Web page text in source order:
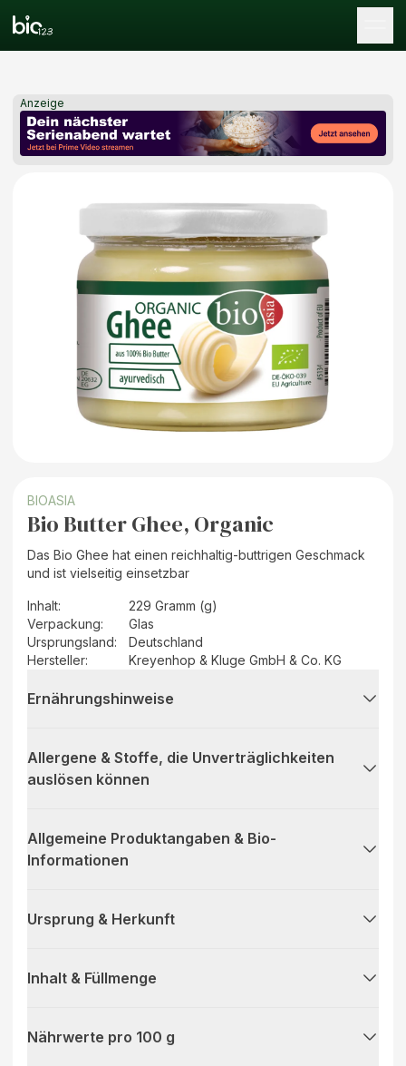
Anzeige
BIOASIA
Bio Butter Ghee, Organic
Das Bio Ghee hat einen reichhaltig-buttrigen Geschmack
und ist vielseitig einsetzbar
Inhalt:
229 Gramm (g)
Verpackung:
Glas
Ursprungsland:
Deutschland
Hersteller: Kreyenhop & Kluge GmbH & Co. KG
Ernährungshinweise
Allergene & Stoffe, die Unverträglichkeiten
auslösen können
Allgemeine Produktangaben & Bio-
Informationen
Ursprung & Herkunft
Inhalt & Füllmenge
Nährwerte pro 100 g